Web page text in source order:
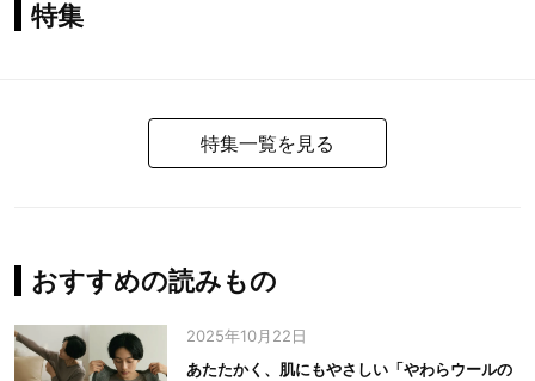
特集
特集一覧を見る
おすすめの読みもの
2025年10月22日
あたたかく、肌にもやさしい「やわらウールの